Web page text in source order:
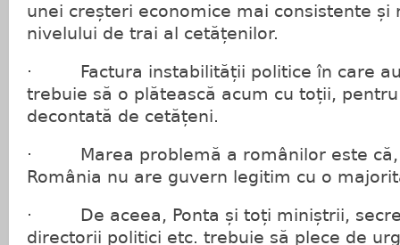
unei creșteri economice mai consistente și
nivelului de trai al cetățenilor.
· Factura instabilității politice în care au
trebuie să o plătească acum cu toții,
decontată de cetățeni.
· Marea problemă a românilor este că,
România nu are guvern legitim cu o
· De aceea, Ponta și toți miniștrii,
directorii politici etc. trebuie să plece de